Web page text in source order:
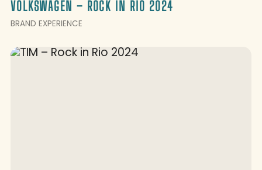
VOLKSWAGEN – ROCK IN RIO 2024
BRAND EXPERIENCE